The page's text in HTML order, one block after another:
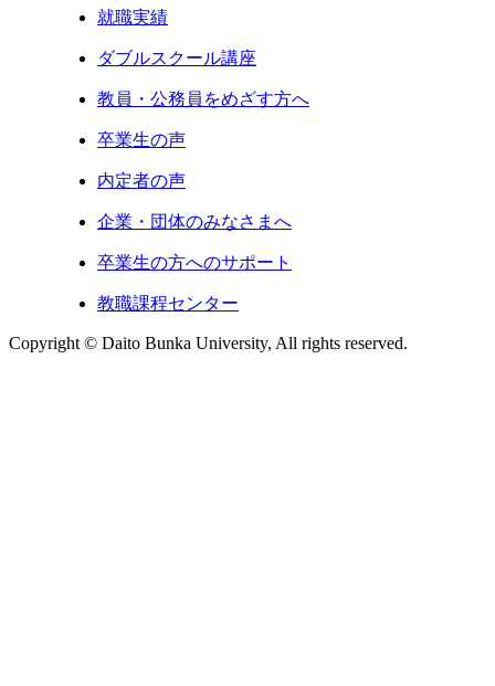
就職実績
ダブルスクール講座
教員・公務員をめざす方へ
卒業生の声
内定者の声
企業・団体のみなさまへ
卒業生の方へのサポート
教職課程センター
Copyright © Daito Bunka University, All rights reserved.